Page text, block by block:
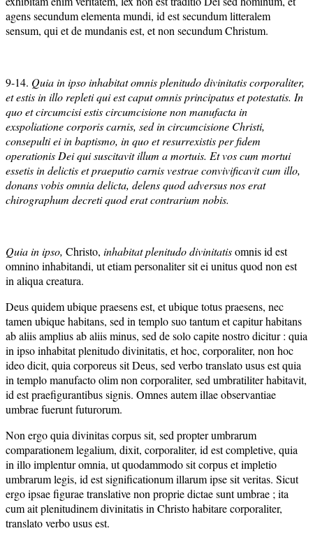
agens secundum elementa mundi, id est secundum litteralem
sensum, qui et de mundanis est, et non secundum Christum.
9-14. Quia in ipso inhabitat omnis plenitudo divinitatis corporaliter,
et estis in illo repleti qui est caput omnis principatus et potestatis. In
quo et circumcisi estis circumcisione non manufacta in
exspoliatione corporis carnis, sed in circumcisione Christi,
consepulti ei in baptismo, in quo et resurrexistis per fidem
operationis Dei qui suscitavit illum a mortuis. Et vos cum mortui
essetis in delictis et praeputio carnis vestrae convivificavit cum illo,
donans vobis omnia delicta, delens quod adversus nos erat
chirographum decreti quod erat contrarium nobis.
Quia in ipso, Christo, inhabitat plenitudo divinitatisomnis id est
omnino inhabitandi, ut etiam personaliter sit ei unitus quod non est
in aliqua creatura.
Deus quidem ubique praesens est, et ubique totus praesens, nec
tamen ubique habitans, sed in templo suo tantum et capitur habitans
ab aliis amplius ab aliis minus, sed de solo capite nostro dicitur : quia
in ipso inhabitat plenitudo divinitatis, et hoc, corporaliter, non hoc
ideo dicit, quia corporeus sit Deus, sed verbo translato usus est quia
in templo manufacto olim non corporaliter, sed umbratiliter habitavit,
id est praefigurantibus signis. Omnes autem illae observantiae
umbrae fuerunt futurorum.
Non ergo quia divinitas corpus sit, sed propter umbrarum
comparationem legalium, dixit, corporaliter, id est completive, quia
in illo implentur omnia, ut quodammodo sit corpus et impletio
umbrarum legis, id est significationum illarum ipse sit veritas. Sicut
ergo ipsae figurae translative non proprie dictae sunt umbrae ; ita
cum ait plenitudinem divinitatis in Christo habitare corporaliter,
translato verbo usus est.